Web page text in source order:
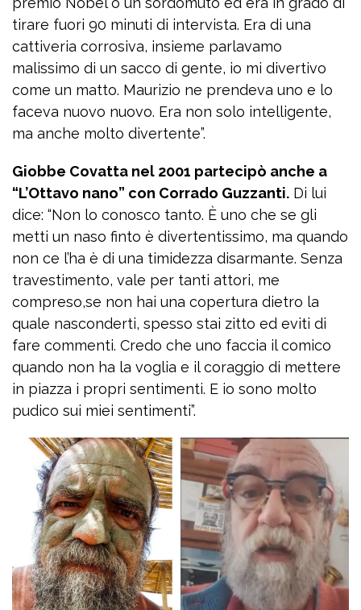
tirare fuori 90 minuti di intervista. Era di una
cattiveria corrosiva, insieme parlavamo
malissimo di un sacco di gente, io mi divertivo
come un matto. Maurizio ne prendeva uno e lo
faceva nuovo nuovo. Era non solo intelligente,
ma anche molto divertente”.
Giobbe Covatta nel 2001 partecipò anche a
“L’Ottavo nano” con Corrado Guzzanti. Di lui
dice: “Non lo conosco tanto. È uno che se gli
metti un naso finto è divertentissimo, ma quando
non ce l’ha è di una timidezza disarmante. Senza
travestimento, vale per tanti attori, me
compreso,se non hai una copertura dietro la
quale nasconderti, spesso stai zitto ed eviti di
fare commenti. Credo che uno faccia il comico
quando non ha la voglia e il coraggio di mettere
in piazza i propri sentimenti. E io sono molto
pudico sui miei sentimenti”.